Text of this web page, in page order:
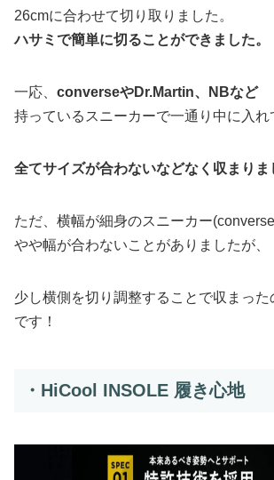
26cmに合わせて切り取りました。
ハサミで簡単に切ることができました。
一応、 converseやDr.Martin、NBなど
持っているスニーカーで一通り中に入れ
全てサイズが合わないなどなく収まりま
ただ、横幅が細身のスニーカー
やや幅が合わないことがありましたが、
少し横側を切り調整することで収まった
です！
・HiCool INSOLE 履き心地